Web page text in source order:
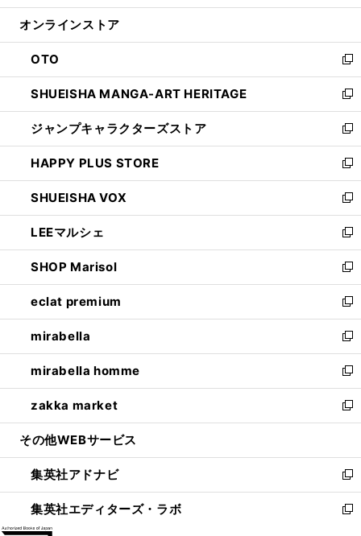
開
ン
ウ
で
開
く
ウ
ン
ド
ウ
で
開
く
オンラインストア
OTO
新
し
い
ウ
ィ
ン
ド
ウ
で
開
く
SHUEISHA MANGA-ART HERITAGE
新
し
い
ウ
ィ
ン
ド
ウ
で
開
く
ジャンプキャラクターズストア
新
し
い
ウ
ィ
ン
ド
ウ
で
開
く
HAPPY PLUS STORE
新
し
い
ウ
ィ
ン
ド
ウ
で
開
く
SHUEISHA VOX
新
し
い
ウ
ィ
ン
ド
ウ
で
開
く
LEEマルシェ
新
し
い
ウ
ィ
ン
ド
ウ
で
開
く
SHOP Marisol
新
し
い
ウ
ィ
ン
ド
ウ
で
開
eclat premium
新
し
い
ウ
ィ
ン
ド
ウ
開
く
mirabella
新
し
い
ウ
ィ
ン
ウ
で
開
く
mirabella homme
新
し
い
ウ
ン
ド
ウ
で
zakka market
新
し
ウ
ィ
ン
ド
その他WEBサービス
集英社アドナビ
新
し
い
集英社エディターズ・ラボ
新